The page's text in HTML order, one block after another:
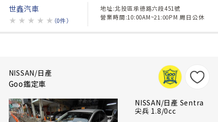
世鑫汽車
★ ★ ★ ★ ★ （0件）
地址:北投區承德路六段451號
營業時間:10:00AM~21:00PM 周日公休
NISSAN/日產
Goo鑑定車
NISSAN/日產 Sentra
尖兵 1.8/0cc